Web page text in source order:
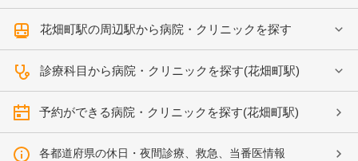
花畑町駅の周辺駅から病院・クリニックを探す
診療科目から病院・クリニックを探す(花畑町駅)
予約ができる病院・クリニックを探す(花畑町駅)
各都道府県の休日・夜間診療、救急、当番医情報